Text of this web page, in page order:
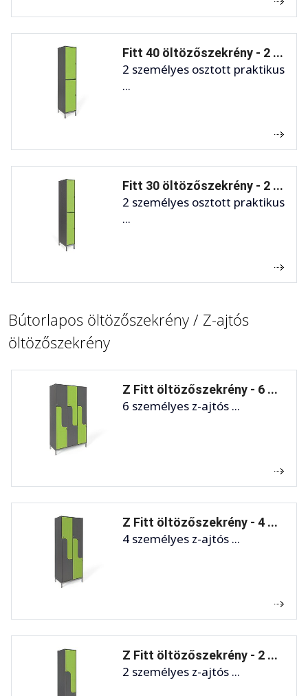
Fitt 40 öltözőszekrény - 2 ...
2 személyes osztott praktikus
...
Fitt 30 öltözőszekrény - 2 ...
2 személyes osztott praktikus
...
Bútorlapos öltözőszekrény / Z-ajtós
öltözőszekrény
Z Fitt öltözőszekrény - 6 ...
6 személyes z-ajtós ...
Z Fitt öltözőszekrény - 4 ...
4 személyes z-ajtós ...
Z Fitt öltözőszekrény - 2 ...
2 személyes z-ajtós ...